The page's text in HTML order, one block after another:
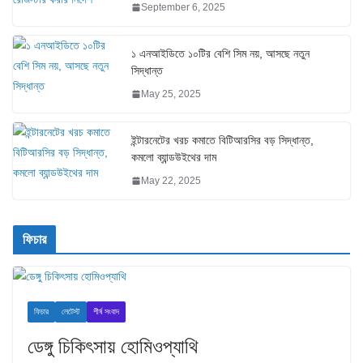
September 6, 2025
১ এনআইডিতে ১০টির বেশি সিম নয়, আসছে নতুন
সিদ্ধান্ত
May 25, 2025
ইন্টারনেটের খরচ কমাতে বিটিআরসির বড় সিদ্ধান্ত,
কমলো ব্যান্ডউইথের দাম
May 22, 2025
ফিচার
ফিচার লেটেস্ট শীর্ষ সংবাদ
ডেঙ্গু চিকিৎসায় হোমিওপ্যাথি